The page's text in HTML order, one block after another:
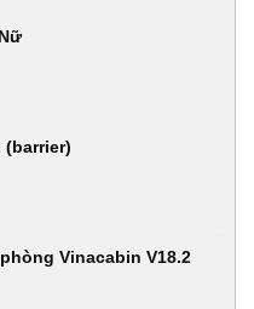
Vinacabin V18.2